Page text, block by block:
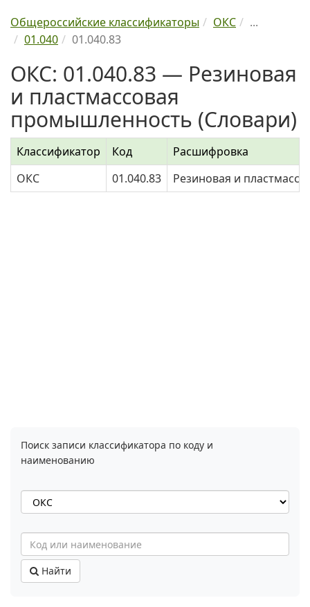
Общероссийские классификаторы ОКС
...
01.040
01.040.83
ОКС: 01.040.83 — Резиновая
и пластмассовая
промышленность (Словари)
Классификатор Код
Расшифровка
ОКС
01.040.83 Резиновая и
Поиск записи классификатора по коду и
наименованию
Найти